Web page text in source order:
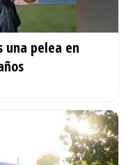
una pelea en